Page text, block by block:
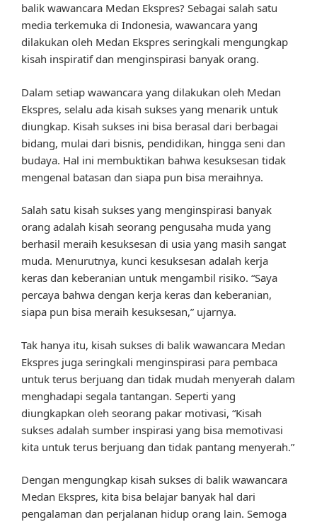
balik wawancara Medan Ekspres? Sebagai salah satu
media terkemuka di Indonesia, wawancara yang
dilakukan oleh Medan Ekspres seringkali mengungkap
kisah inspiratif dan menginspirasi banyak orang.
Dalam setiap wawancara yang dilakukan oleh Medan
Ekspres, selalu ada kisah sukses yang menarik untuk
diungkap. Kisah sukses ini bisa berasal dari berbagai
bidang, mulai dari bisnis, pendidikan, hingga seni dan
budaya. Hal ini membuktikan bahwa kesuksesan tidak
mengenal batasan dan siapa pun bisa meraihnya.
Salah satu kisah sukses yang menginspirasi banyak
orang adalah kisah seorang pengusaha muda yang
berhasil meraih kesuksesan di usia yang masih sangat
muda. Menurutnya, kunci kesuksesan adalah kerja
keras dan keberanian untuk mengambil risiko. “Saya
percaya bahwa dengan kerja keras dan keberanian,
siapa pun bisa meraih kesuksesan,” ujarnya.
Tak hanya itu, kisah sukses di balik wawancara Medan
Ekspres juga seringkali menginspirasi para pembaca
untuk terus berjuang dan tidak mudah menyerah dalam
menghadapi segala tantangan. Seperti yang
diungkapkan oleh seorang pakar motivasi, “Kisah
sukses adalah sumber inspirasi yang bisa memotivasi
kita untuk terus berjuang dan tidak pantang menyerah.”
Dengan mengungkap kisah sukses di balik wawancara
Medan Ekspres, kita bisa belajar banyak hal dari
pengalaman dan perjalanan hidup orang lain. Semoga